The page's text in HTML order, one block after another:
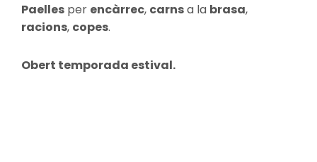
Paelles per encàrrec, carnsa la brasa,
racions, copes.
Obert temporada estival.